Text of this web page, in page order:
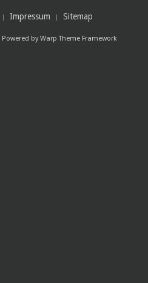
Impressum Sitemap
Powered byWarp Theme Framework